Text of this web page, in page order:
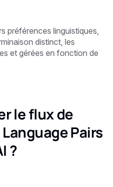
préférences linguistiques,
distinct, les
et gérées en fonction de
le flux de
Pairs
?